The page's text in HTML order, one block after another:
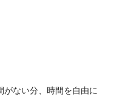
ない分、時間を自由に